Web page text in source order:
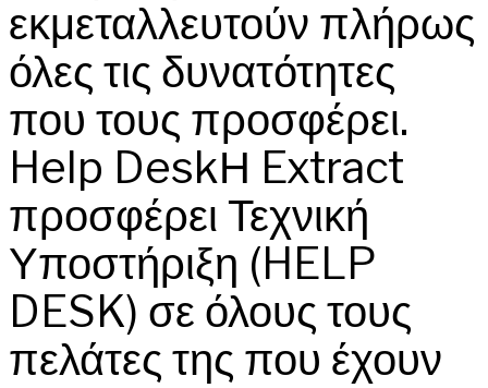
εκμεταλλευτούν πλήρως
όλες τις δυνατότητες
που τους προσφέρει.
Help DeskΗ Extract
προσφέρει Τεχνική
Υποστήριξη (HELP
DESK) σε όλους τους
πελάτες της που έχουν